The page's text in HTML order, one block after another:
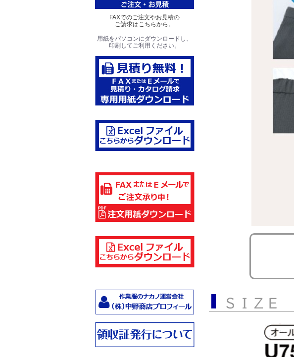
FAXでのご注文やお見積の
ご請求はこちらから。
用紙をパソコンにダウンロードし、
印刷してご利用ください。